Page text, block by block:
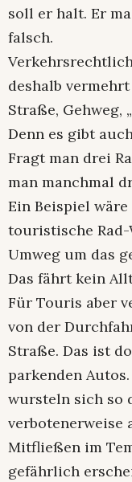
soll er halt. Er
falsch.
deshalb
Straße, Gehweg,
Denn es gibt
Fragt man drei
man manchmal
Ein Beispiel wäre
touristische
Umweg um das
Das fährt kein
Für Touris aber
von der
Straße. Das ist
parkenden
wursteln sich so
verbotenerweise
Mitfließen im
gefährlich